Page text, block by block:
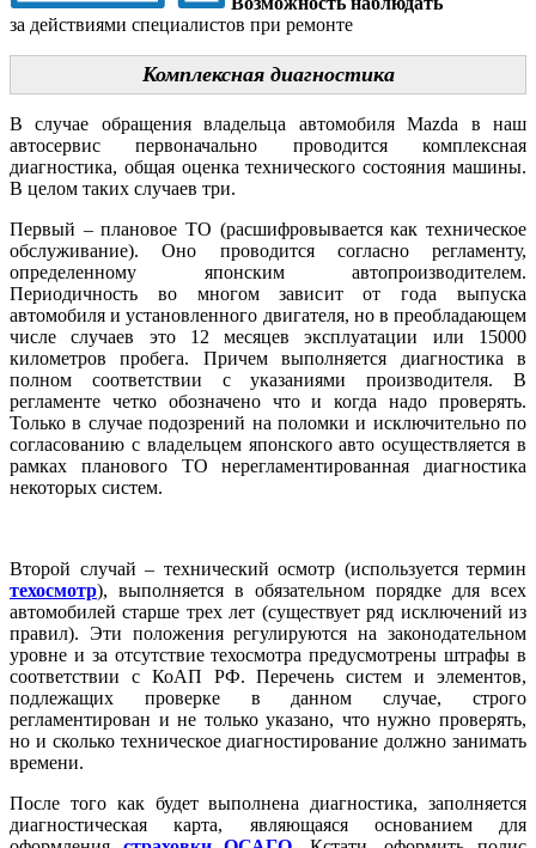
за действиями специалистов при ремонте
Комплексная диагностика
В случае обращения владельца автомобиля Mazda в наш
автосервис первоначально проводится комплексная
диагностика, общая оценка технического состояния машины.
В целом таких случаев три.
Первый – плановое ТО (расшифровывается как техническое
обслуживание). Оно проводится согласно регламенту,
определенному японским автопроизводителем.
Периодичность во многом зависит от года выпуска
автомобиля и установленного двигателя, но в преобладающем
числе случаев это 12 месяцев эксплуатации или 15000
километров пробега. Причем выполняется диагностика в
полном соответствии с указаниями производителя. В
регламенте четко обозначено что и когда надо проверять.
Только в случае подозрений на поломки и исключительно по
согласованию с владельцем японского авто осуществляется в
рамках планового ТО нерегламентированная диагностика
некоторых систем.
Второй случай – технический осмотр (используется термин
техосмотр), выполняется в обязательном порядке для всех
автомобилей старше трех лет (существует ряд исключений из
правил). Эти положения регулируются на законодательном
уровне и за отсутствие техосмотра предусмотрены штрафы в
соответствии с КоАП РФ. Перечень систем и элементов,
подлежащих проверке в данном случае, строго
регламентирован и не только указано, что нужно проверять,
но и сколько техническое диагностирование должно занимать
времени.
После того как будет выполнена диагностика, заполняется
диагностическая карта, являющаяся основанием для